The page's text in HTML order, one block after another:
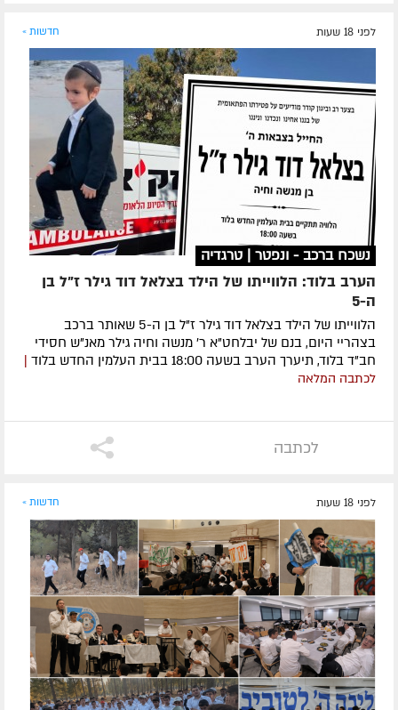
לפני 18 שעות חדשות »
נשכח ברכב - ונפטר | טרגדיה
הערב בלוד: הלווייתו של הילד בצלאל דוד גילר ז"ל בן
ה-5
הלווייתו של הילד בצלאל דוד גילר ז"ל בן ה-5 שאותר ברכב
בצהריי היום, בנם של יבלחט"א ר' מנשה וחיה גילר מאנ"ש חסידי
חב"ד בלוד, תיערך הערב בשעה 18:00 בבית העלמין החדש בלוד
|
לכתבה המלאה
לכתבה
לפני 18 שעות חדשות »